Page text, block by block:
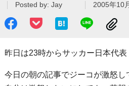
Posted by: Jay 2005年10
昨日は23時からサッカー日本代表
今日の朝の記事でジーコが激怒し